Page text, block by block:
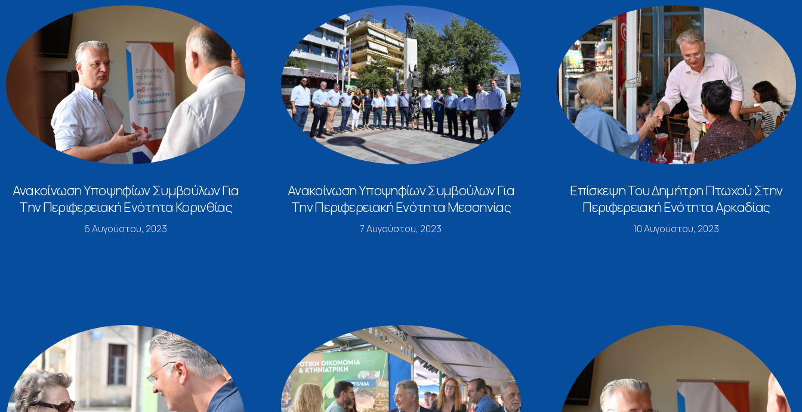
Ανακοίνωση Υποψηφίων Συμβούλων Για
Την Περιφερειακή Ενότητα Κορινθίας
6 Αυγούστου, 2023
Ανακοίνωση Υποψηφίων Συμβούλων Για
Την Περιφερειακή Ενότητα Μεσσηνίας
7 Αυγούστου, 2023
Επίσκεψη Του Δημήτρη Πτωχού Στην
Περιφερειακή Ενότητα Αρκαδίας
10 Αυγούστου, 2023